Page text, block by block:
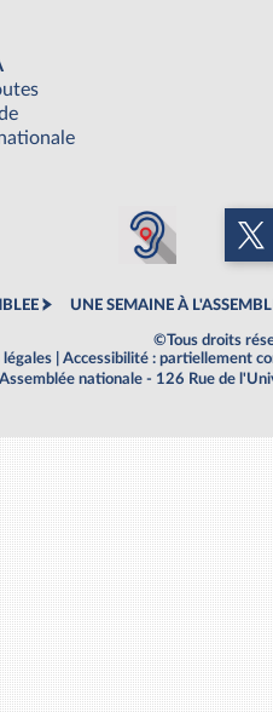
UNE SEMAINE À
©Tous droits
légales
Accessibilité : partiellement
Assemblée nationale - 126 Rue de